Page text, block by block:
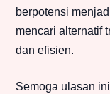
berpotensi
mencari alternatif
dan efisien.
Semoga ulasan